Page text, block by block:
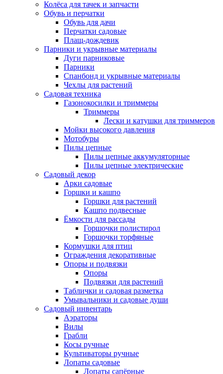
Колёса для тачек и запчасти
Обувь и перчатки
Обувь для дачи
Перчатки садовые
Плащ-дождевик
Парники и укрывные материалы
Дуги парниковые
Парники
Спанбонд и укрывные материалы
Чехлы для растений
Садовая техника
Газонокосилки и триммеры
Триммеры
Лески и катушки для триммеров
Мойки высокого давления
Мотобуры
Пилы цепные
Пилы цепные аккумуляторные
Пилы цепные электрические
Садовый декор
Арки садовые
Горшки и кашпо
Горшки для растений
Кашпо подвесные
Ёмкости для рассады
Горшочки полистирол
Горшочки торфяные
Кормушки для птиц
Ограждения декоративные
Опоры и подвязки
Опоры
Подвязки для растений
Таблички и садовая разметка
Умывальники и садовые души
Садовый инвентарь
Аэраторы
Вилы
Грабли
Косы ручные
Культиваторы ручные
Лопаты садовые
Лопаты сапёрные